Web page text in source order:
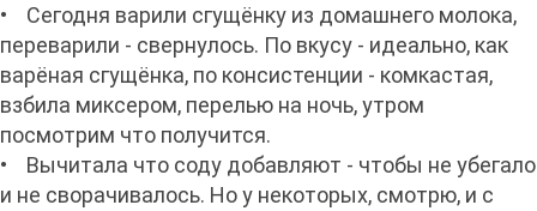
• Сегодня варили сгущёнку из домашнего молока,
переварили - свернулось. По вкусу - идеально, как
варёная сгущёнка, по консистенции - комкастая,
взбила миксером, перелью на ночь, утром
посмотрим что получится.
• Вычитала что соду добавляют - чтобы не убегало
и не сворачивалось. Но у некоторых, смотрю, и с